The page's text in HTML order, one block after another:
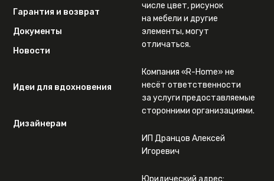
Гарантия и возврат
Документы
Новости
Идеи для вдохновения
Дизайнерам
числе цвет, рисунок
на мебели и другие
элементы, могут
отличаться.
Компания «R-Home» не
несёт ответственности
за услуги предоставляемые
сторонними организациями.
ИП Дранцов Алексей
Игоревич
Юридический адрес: